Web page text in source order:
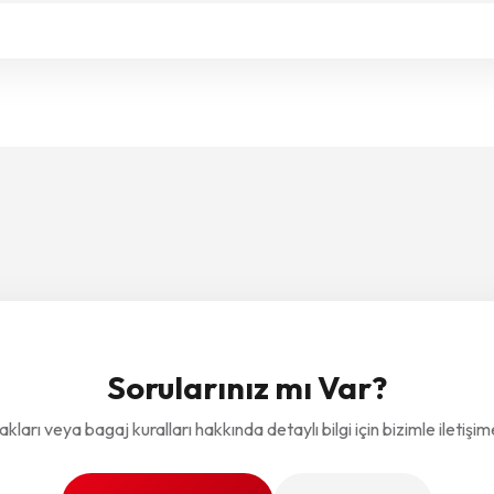
Sorularınız mı Var?
veya bagaj kuralları hakkında detaylı bilgi için bizimle